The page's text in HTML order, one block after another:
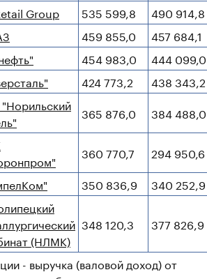
Group 535 599,8
490 914,8
459 855,0
457 684,1
454 983,0
444 099,0
424 773,2
438 343,2
365 876,0 384 488,0
360 770,7
294 950,6
350 836,9 340 252,9
(НЛМК)
348 120,3 377 826,9
- выручка (валовой доход) от